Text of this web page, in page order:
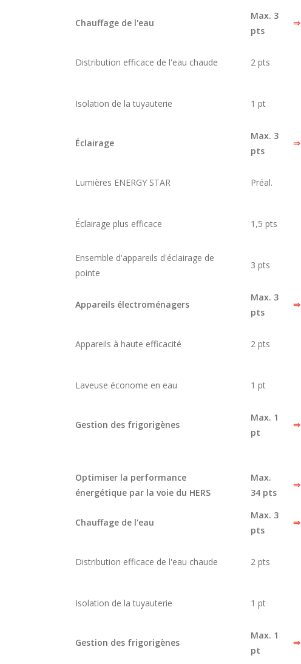
Chauffage de l'eau
Max. 3
pts
⇒
Distribution efficace de l'eau chaude 2 pts
Isolation de la tuyauterie 1 pt
Éclairage
Max. 3
pts
⇒
Lumières ENERGY STAR Préal.
Éclairage plus efficace 1,5 pts
Ensemble d'appareils d'éclairage de
pointe
3 pts
Appareils électroménagers
Max. 3
pts
⇒
Appareils à haute efficacité 2 pts
Laveuse économe en eau 1 pt
Gestion des frigorigènes
Max. 1
pt
⇒
Optimiser la performance
énergétique par la voie du HERS
Max.
34 pts
⇒
Chauffage de l'eau
Max. 3
pts
⇒
Distribution efficace de l'eau chaude 2 pts
Isolation de la tuyauterie 1 pt
Gestion des frigorigènes
Max. 1
pt
⇒